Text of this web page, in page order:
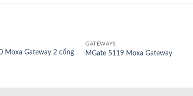
Moxa Gateway 2 cổng
GATEWAYS
MGate 5119 Moxa Gateway